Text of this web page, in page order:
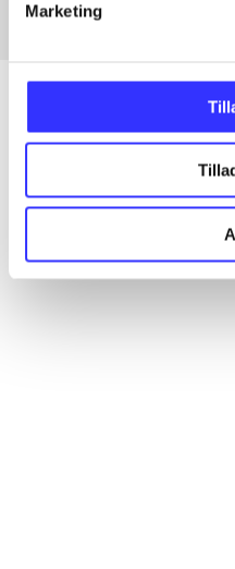
Marketing
Alle registrerede artikler
...